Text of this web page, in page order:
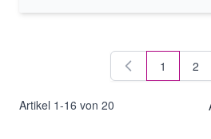
Artikel 1-16 von 20
Sie lesen
1 Seite
2